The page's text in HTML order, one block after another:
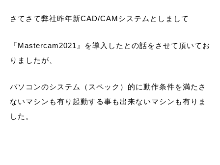
さてさて弊社昨年新CAD/CAMシステムとしまして
『Mastercam2021』を導入したとの話をさせて頂いてお
りましたが、
パソコンのシステム（スペック）的に動作条件を満たさ
ないマシンも有り起動する事も出来ないマシンも有りま
した。